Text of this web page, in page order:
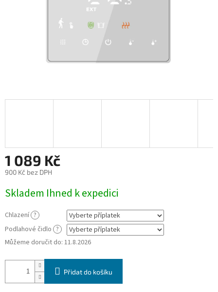
1 089 Kč
900 Kč bez DPH
cena:
Skladem Ihned k expedici
Chlazení ?
Podlahové čidlo ?
Můžeme doručit do: 11.8.2026
Přidat do košíku